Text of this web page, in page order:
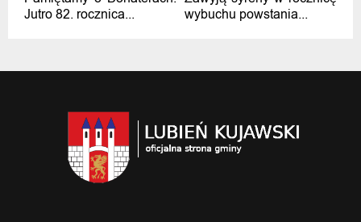
Jutro 82. rocznica...
wybuchu powstania...